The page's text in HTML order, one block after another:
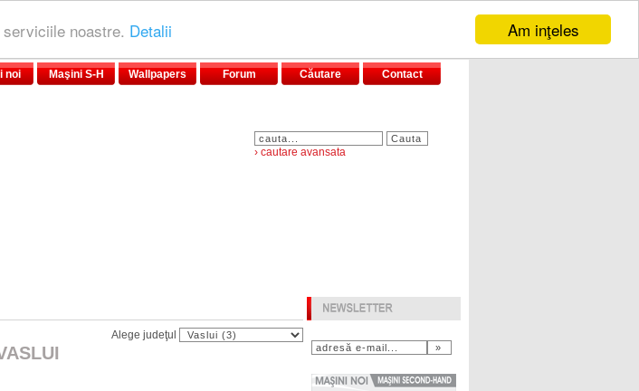
Am inţeles
noastre. Detalii
noi Maşini S-H Wallpapers Forum Căutare Contact
› cautare avansata
Alege judeţul